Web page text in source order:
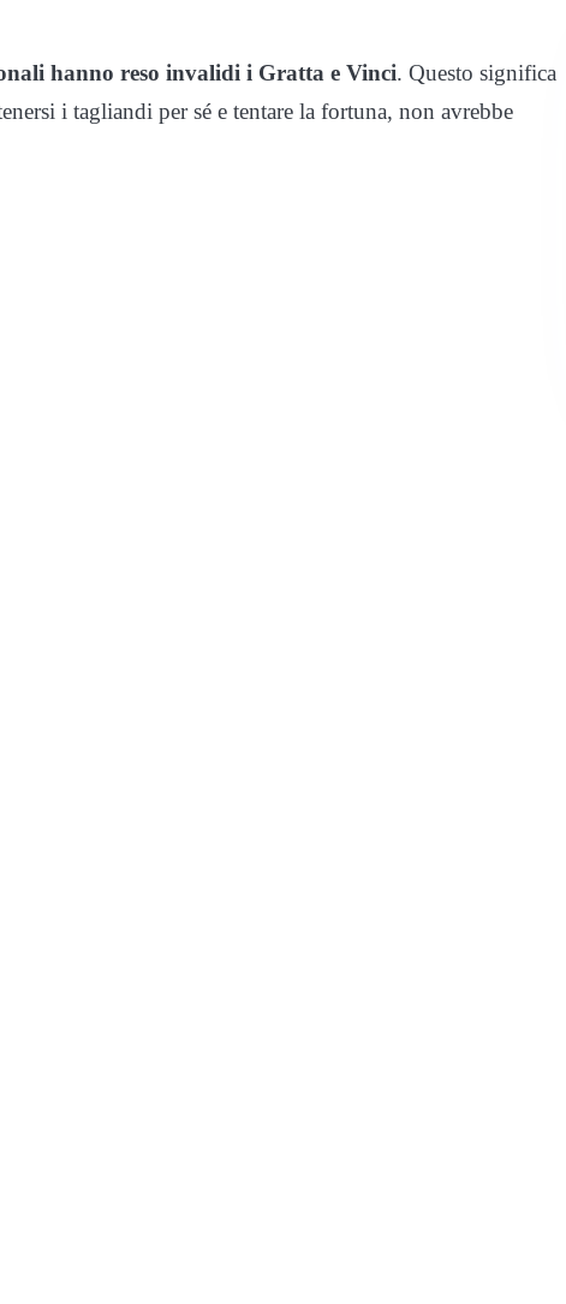
hanno reso invalidi i Gratta e Vinci. Questo significa
i tagliandi per sé e tentare la fortuna, non avrebbe